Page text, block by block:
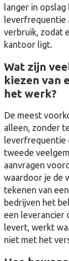
langer in opslag
leverfrequentie
verbruik, zodat
kantoor ligt.
Wat zijn
kiezen van
het werk?
De meest
alleen, zonder
leverfrequentie
tweede
aanvragen
waardoor je de
tekenen van
bedrijven het
een leverancier
levert, werkt
niet met het